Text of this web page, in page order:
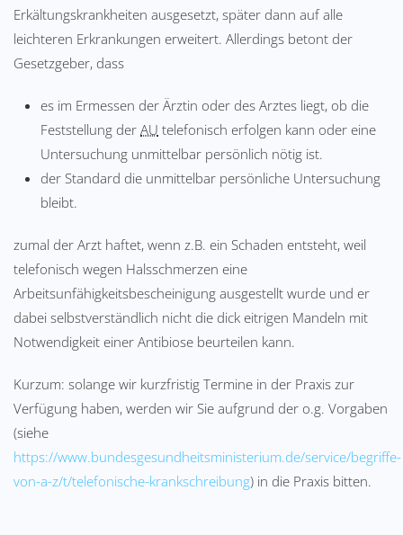
Erkältungskrankheiten ausgesetzt, später dann auf alle
leichteren Erkrankungen erweitert. Allerdings betont der
Gesetzgeber, dass
es im Ermessen der Ärztin oder des Arztes liegt, ob die
Feststellung der AU telefonisch erfolgen kann oder eine
Untersuchung unmittelbar persönlich nötig ist.
der Standard die unmittelbar persönliche Untersuchung
bleibt.
zumal der Arzt haftet, wenn z.B. ein Schaden entsteht, weil
telefonisch wegen Halsschmerzen eine
Arbeitsunfähigkeitsbescheinigung ausgestellt wurde und er
dabei selbstverständlich nicht die dick eitrigen Mandeln mit
Notwendigkeit einer Antibiose beurteilen kann.
Kurzum: solange wir kurzfristig Termine in der Praxis zur
Verfügung haben, werden wir Sie aufgrund der o.g. Vorgaben
(siehe
https://www.bundesgesundheitsministerium.de/service/begriffe-
von-a-z/t/telefonische-krankschreibung) in die Praxis bitten.